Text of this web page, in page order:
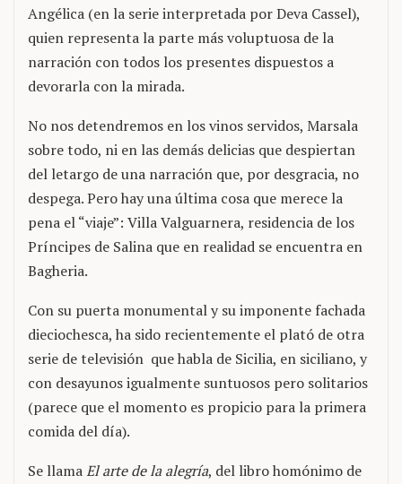
Angélica (en la serie interpretada por Deva Cassel),
quien representa la parte más voluptuosa de la
narración con todos los presentes dispuestos a
devorarla con la mirada.
No nos detendremos en los vinos servidos, Marsala
sobre todo, ni en las demás delicias que despiertan
del letargo de una narración que, por desgracia, no
despega. Pero hay una última cosa que merece la
pena el “viaje”: Villa Valguarnera, residencia de los
Príncipes de Salina que en realidad se encuentra en
Bagheria.
Con su puerta monumental y su imponente fachada
dieciochesca, ha sido recientemente el plató de otra
serie de televisión que habla de Sicilia, en siciliano, y
con desayunos igualmente suntuosos pero solitarios
(parece que el momento es propicio para la primera
comida del día).
Se llamaEl arte de la alegría, del libro homónimo de